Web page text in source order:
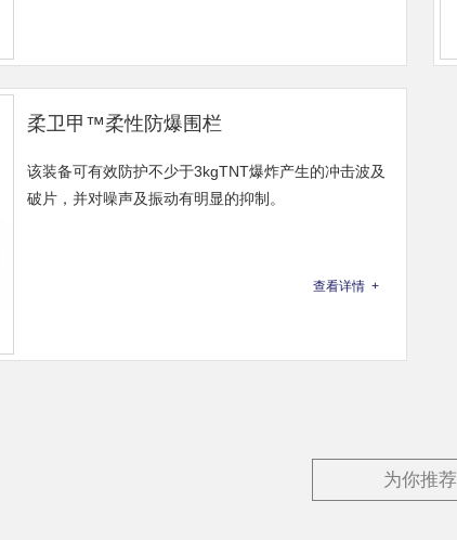
柔卫甲™柔性防爆围栏
该装备可有效防护不少于3kgTNT爆炸产生的冲击波及
破片，并对噪声及振动有明显的抑制。
查看详情 +
为你推荐